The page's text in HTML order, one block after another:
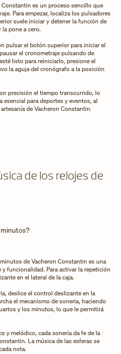
es un proceso sencillo que
Para empezar, localiza los pulsadores
suele iniciar y detener la función de
pone a cero.
pulsar el botón superior para iniciar el
el cronometraje pulsando de
listo para reiniciarlo, presione el
la aguja del cronógrafo a la posición
precisión el tiempo transcurrido, lo
para deportes y eventos, al
de Vacheron Constantin.
de los relojes de
de Vacheron Constantin es una
funcionalidad. Para activar la repetición
en el lateral de la caja.
deslice el control deslizante en la
el mecanismo de sonería, haciendo
y los minutos, lo que le permitirá
y melódico, cada sonería da fe de la
La música de las esferas se
nota.